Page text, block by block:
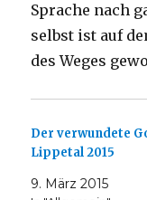
Sprache nach
selbst ist auf
des Weges
Der verwundete
Lippetal 2015
9. März 2015